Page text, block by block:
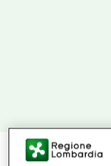
Home /